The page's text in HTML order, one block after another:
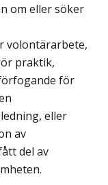
om eller söker
volontärarbete,
praktik,
för
eller
av
del av